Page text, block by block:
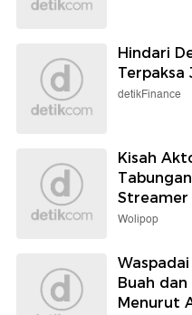
Hindari
Terpaksa
detikFinance
Kisah
Streamer
Wolipop
Buah
Menurut